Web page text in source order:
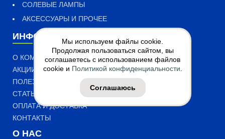
Мы используем файлы cookie.
Продолжая пользоваться сайтом, вы
соглашаетесь с использованием файлов
cookie и Политикой конфиденциальности.
Соглашаюсь
СОЛЕВЫЕ ЛАМПЫ
АКСЕССУАРЫ И ПРОЧЕЕ
ИНФОРМАЦИЯ
О КОМПАНИИ
АКЦИИ
ПОЛЕЗНАЯ ИНФОРМАЦИЯ
СТАТЬИ
ОПЛАТА И ДОСТАВКА
КОНТАКТЫ
О НАС